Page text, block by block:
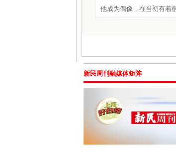
他成为偶像，在当初有着
新民周刊融媒体矩阵